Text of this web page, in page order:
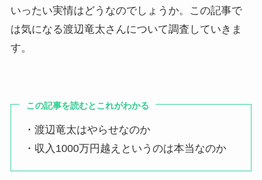
いったい実情はどうなのでしょうか。この記事で
は気になる渡辺竜太さんについて調査していきま
す。
この記事を読むとこれがわかる
・渡辺竜太はやらせなのか
・収入1000万円越えというのは本当なのか